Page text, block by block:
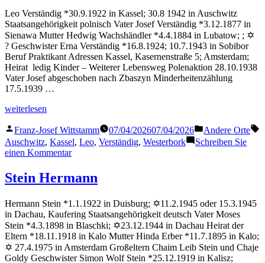
Leo Verständig *30.9.1922 in Kassel; 30.8 1942 in Auschwitz
Staatsangehörigkeit polnisch Vater Josef Verständig *3.12.1877 in
Sienawa Mutter Hedwig Wachshändler *4.4.1884 in Lubatow; ; ✡
? Geschwister Erna Verständig *16.8.1924; 10.7.1943 in Sobibor
Beruf Praktikant Adressen Kassel, Kasernenstraße 5; Amsterdam;
Heirat ledig Kinder – Weiterer Lebensweg Polenaktion 28.10.1938
Vater Josef abgeschoben nach Zbaszyn Minderheitenzählung
17.5.1939 …
„Verständig
weiterlesen
Veröffentlicht
von
Franz-Josef Wittstamm 07/04/202607/04/2026
Veröffentlicht
in
Andere Orte
Auschwitz, Kassel, Leo, Verständig, Westerbork
Schreiben Sie
einen Kommentarzu
Stein Hermann
Hermann Stein *1.1.1922 in Duisburg; ✡11.2.1945 oder 15.3.1945
in Dachau, Kaufering Staatsangehörigkeit deutsch Vater Moses
Stein *4.3.1898 in Blaschki; ✡23.12.1944 in Dachau Heirat der
Eltern *18.11.1918 in Kalo Mutter Hinda Erber *11.7.1895 in Kalo;
✡ 27.4.1975 in Amsterdam Großeltern Chaim Leib Stein und Chaje
Goldy Geschwister Simon Wolf Stein *25.12.1919 in Kalisz;